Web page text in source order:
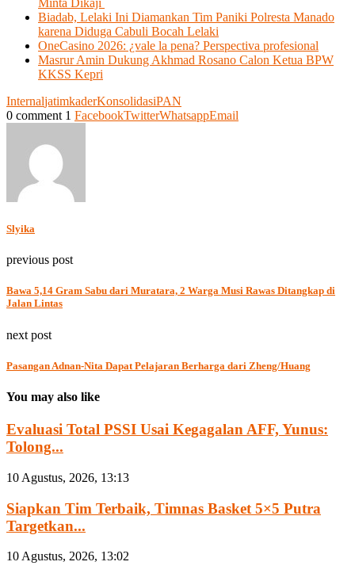
Biadab, Lelaki Ini Diamankan Tim Paniki Polresta Manado
karena Diduga Cabuli Bocah Lelaki
OneCasino 2026: ¿vale la pena? Perspectiva profesional
Masrur Amin Dukung Akhmad Rosano Calon Ketua BPW
KKSS Kepri
InternaljatimkaderKonsolidasiPAN
0 comment 1 FacebookTwitterWhatsappEmail
Slyika
previous post
Bawa 5,14 Gram Sabu dari Muratara, 2 Warga Musi Rawas Ditangkap di
Jalan Lintas
next post
Pasangan Adnan-Nita Dapat Pelajaran Berharga dari Zheng/Huang
You may also like
Evaluasi Total PSSI Usai Kegagalan AFF, Yunus:
Tolong...
10 Agustus, 2026, 13:13
Siapkan Tim Terbaik, Timnas Basket 5×5 Putra
Targetkan...
10 Agustus, 2026, 13:02